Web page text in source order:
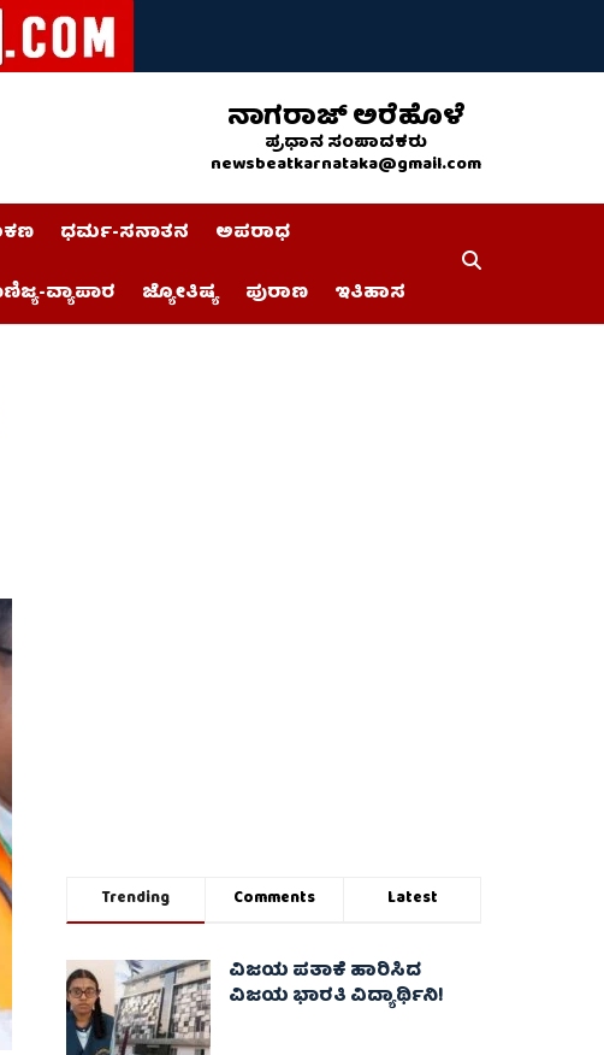
ನಾಗರಾಜ್ ಅರೆಹೊಳೆ
ಪ್ರಧಾನ ಸಂಪಾದಕರು
newsbeatkarnataka@gmail.com
ಧರ್ಮ-ಸನಾತನ
ಅಪರಾಧ
ವ್ಯಾಪಾರ ಜ್ಯೋತಿಷ್ಯ ಪುರಾಣ ಇತಿಹಾಸ
Trending Comments Latest
ವಿಜಯ ಪತಾಕೆ ಹಾರಿಸಿದ
ವಿಜಯ ಭಾರತಿ ವಿದ್ಯಾರ್ಥಿನಿ!